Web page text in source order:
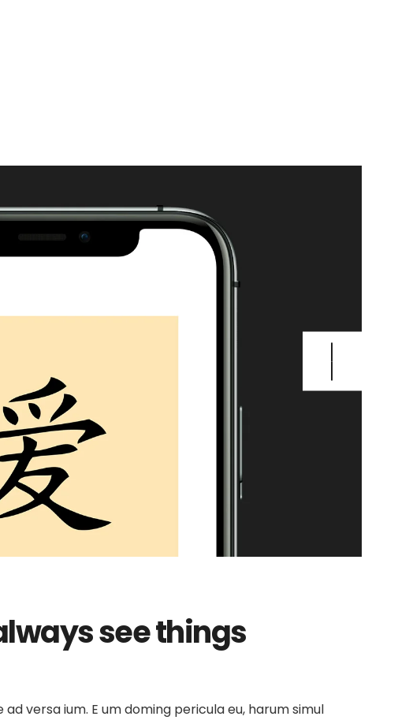
see things
versa ium. E um doming pericula eu, harum simul
Con Trustly Dream Catcher Con Neteller
Juegos Para Ganar